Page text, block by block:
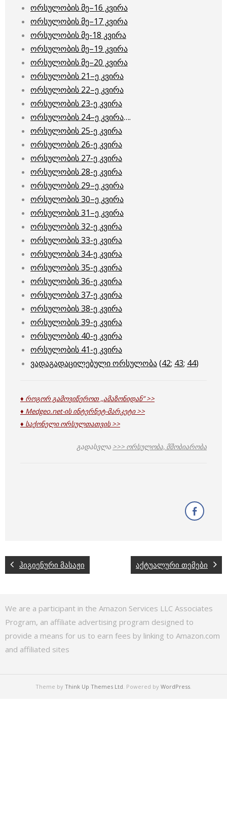
ორსულობის მე–16 კვირა
ორსულობის მე–17 კვირა
ორსულობის მე-18 კვირა
ორსულობის მე–19 კვირა
ორსულობის მე–20 კვირა
ორსულობის 21–ე კვირა
ორსულობის 22–ე კვირა
ორსულობის 23-ე კვირა
ორსულობის 24–ე კვირა….
ორსულობის 25-ე კვირა
ორსულობის 26-ე კვირა
ორსულობის 27-ე კვირა
ორსულობის 28-ე კვირა
ორსულობის 29–ე კვირა
ორსულობის 30–ე კვირა
ორსულობის 31–ე კვირა
ორსულობის 32-ე კვირა
ორსულობის 33-ე კვირა
ორსულობის 34-ე კვირა
ორსულობის 35-ე კვირა
ორსულობის 36-ე კვირა
ორსულობის 37-ე კვირა
ორსულობის 38-ე კვირა
ორსულობის 39-ე კვირა
ორსულობის 40-ე კვირა
ორსულობის 41-ე კვირა
ვადაგადაცილებული ორსულობა(42; 43; 44)
♦ როგორ გამოვიწეროთ ,,ამაზონიდან” >>
♦ Medgeo.net-ის ინტერნეტ-მარკეტი >>
♦ საქონელი ორსულთათვის >>
გადასვლა >>> ორსულობა, მშობიარობა
ჰიგიენური მასაჟი აქტუალური თემები
We are a participant in the Amazon Services LLC Associates
Program, an affiliate advertising program designed to
provide a means for us to earn fees by linking to Amazon.com
and affiliated sites
Theme by Think Up Themes Ltd . Powered by WordPress